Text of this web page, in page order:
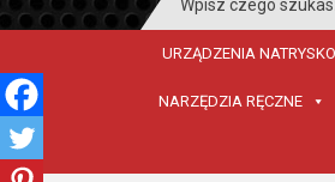
for:
URZĄDZENIA
NARZĘDZIA RĘCZNE